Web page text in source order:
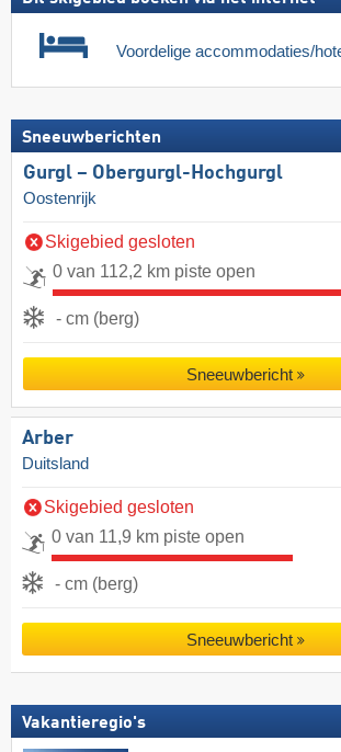
Voordelige accommodaties/
Sneeuwberichten
Gurgl – Obergurgl-Hochgurgl
Oostenrijk
Skigebied gesloten
0 van 112,2 km piste open
- cm (berg)
Sneeuwbericht
Arber
Duitsland
Skigebied gesloten
0 van 11,9 km piste open
- cm (berg)
Sneeuwbericht
Vakantieregio's